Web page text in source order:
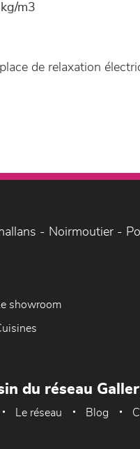
m3
de relaxation
- Noirmoutier -
Le showroom
du réseau
Le réseau Blog